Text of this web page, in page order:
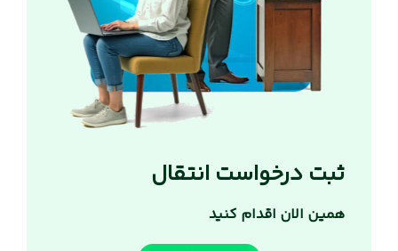
ثبت درخواست انتقال
همین الان اقدام کنید